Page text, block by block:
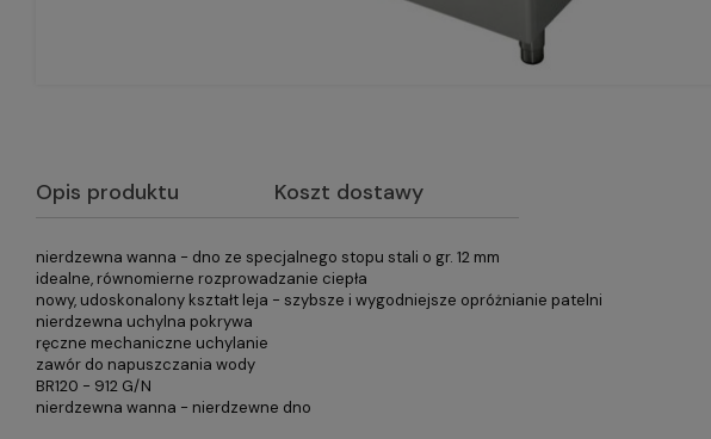
Opis produktu Koszt dostawy
nierdzewna wanna - dno ze specjalnego stopu stali o gr. 12 mm
idealne, równomierne rozprowadzanie ciepła
nowy, udoskonalony kształt leja - szybsze i wygodniejsze opróżnianie patelni
nierdzewna uchylna pokrywa
ręczne mechaniczne uchylanie
zawór do napuszczania wody
BR120 - 912 G/N
nierdzewna wanna - nierdzewne dno